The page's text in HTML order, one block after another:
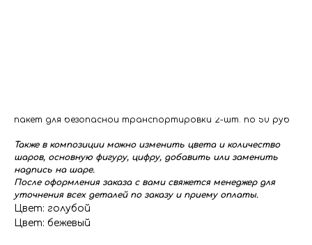
пакет для безопасной транспортировки 2-шт. по 50 руб
Также в композиции можно изменить цвета и количество
шаров, основную фигуру, цифру, добавить или заменить
надпись на шаре.
После оформления заказа с вами свяжется менеджер для
уточнения всех деталей по заказу и приему оплаты.
Цвет: голубой
Цвет: бежевый